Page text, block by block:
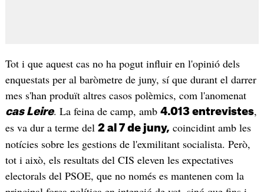
Tot i que aquest cas no ha pogut influir en l'opinió dels
enquestats per al baròmetre de juny, sí que durant el darrer
mes s'han produït altres casos polèmics, com l'anomenat
cas Leire. La feina de camp, amb 4.013 entrevistes,
es va dur a terme del 2 al 7 de juny, coincidint amb les
notícies sobre les gestions de l'exmilitant socialista. Però,
tot i això, els resultats del CIS eleven les expectatives
electorals del PSOE, que no només es mantenen com la